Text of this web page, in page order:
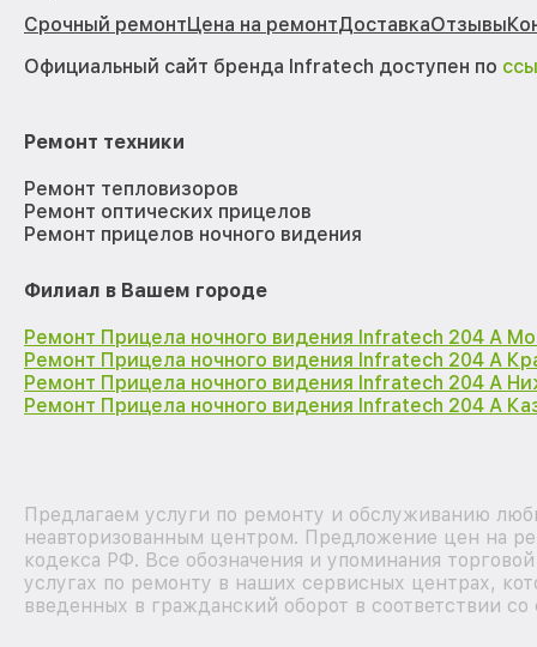
Срочный ремонтЦена на ремонтДоставкаОтзывы
Официальный сайт бренда Infratech доступен по
Ремонт техники
Ремонт тепловизоров
Ремонт оптических прицелов
Ремонт прицелов ночного видения
Филиал в Вашем городе
Ремонт Прицела ночного видения Infratech 204 А
Ремонт Прицела ночного видения Infratech 204 А
Ремонт Прицела ночного видения Infratech 204 А
Ремонт Прицела ночного видения Infratech 204 А
Предлагаем услуги по ремонту и обслуживанию
неавторизованным центром. Предложение цен на
кодекса РФ. Все обозначения и упоминания
услугах по ремонту в наших сервисных центрах,
введенных в гражданский оборот в соответствии